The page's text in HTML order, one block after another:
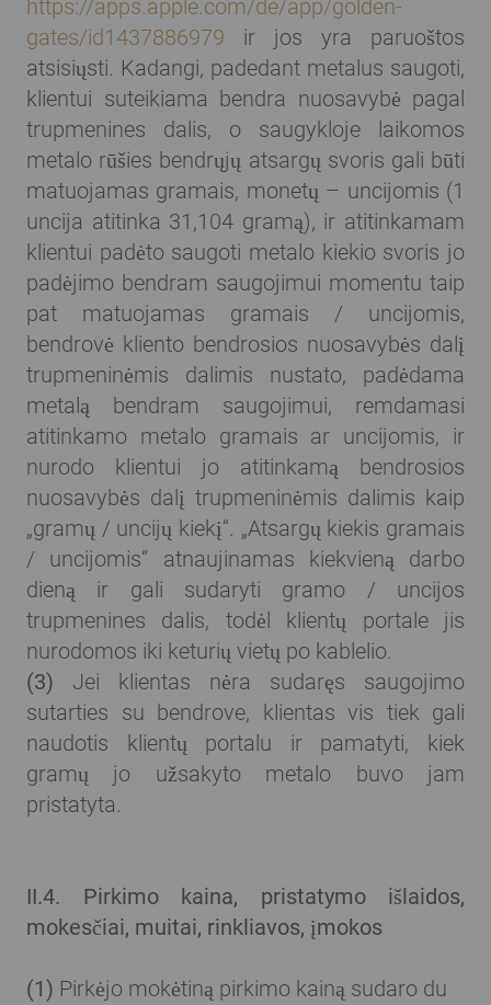
https://apps.apple.com/de/app/golden-
gates/id1437886979 ir jos yra paruoštos
atsisiųsti. Kadangi, padedant metalus saugoti,
klientui suteikiama bendra nuosavybė pagal
trupmenines dalis, o saugykloje laikomos
metalo rūšies bendrųjų atsargų svoris gali būti
matuojamas gramais, monetų – uncijomis (1
uncija atitinka 31,104 gramą), ir atitinkamam
klientui padėto saugoti metalo kiekio svoris jo
padėjimo bendram saugojimui momentu taip
pat matuojamas gramais / uncijomis,
bendrovė kliento bendrosios nuosavybės dalį
trupmeninėmis dalimis nustato, padėdama
metalą bendram saugojimui, remdamasi
atitinkamo metalo gramais ar uncijomis, ir
nurodo klientui jo atitinkamą bendrosios
nuosavybės dalį trupmeninėmis dalimis kaip
„gramų / uncijų kiekį“. „Atsargų kiekis gramais
/ uncijomis“ atnaujinamas kiekvieną darbo
dieną ir gali sudaryti gramo / uncijos
trupmenines dalis, todėl klientų portale jis
nurodomos iki keturių vietų po kablelio.
(3) Jei klientas nėra sudaręs saugojimo
sutarties su bendrove, klientas vis tiek gali
naudotis klientų portalu ir pamatyti, kiek
gramų jo užsakyto metalo buvo jam
pristatyta.
II.4. Pirkimo kaina, pristatymo išlaidos,
mokesčiai, muitai, rinkliavos, įmokos
(1) Pirkėjo mokėtiną pirkimo kainą sudaro du